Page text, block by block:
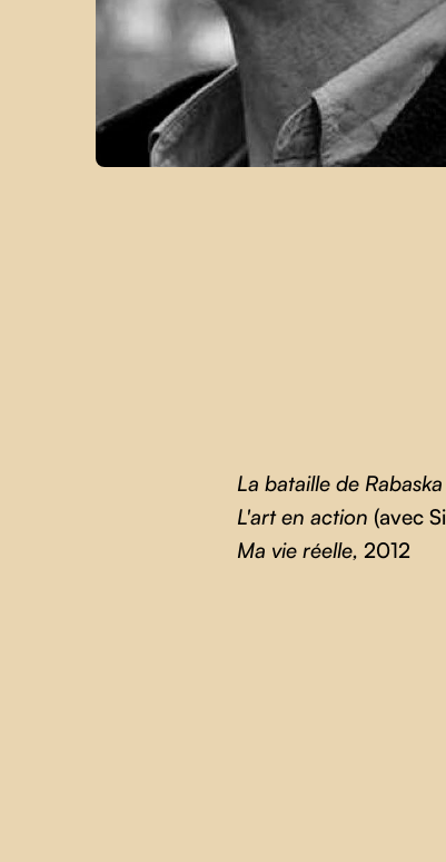
La bataille de Rabaska
L'art en action (avec
Ma vie réelle, 2012